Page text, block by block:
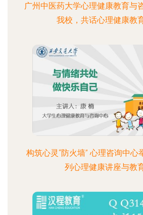
广州中医药大学心理健康教育与
我校，共话心理健康教
构筑心灵“防火墙” 心理咨询中心
列心理健康讲座与教